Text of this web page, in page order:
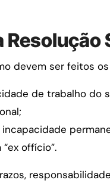
Resolução
devem ser feitos
de trabalho do
offício”.